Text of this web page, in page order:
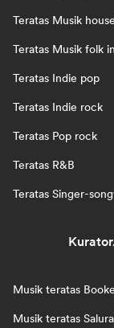
Teratas Musik house
Teratas Musik folk
Teratas Indie pop
Teratas Indie rock
Teratas Pop rock
Teratas R&B
Teratas Singer-
Musik teratas
Musik teratas